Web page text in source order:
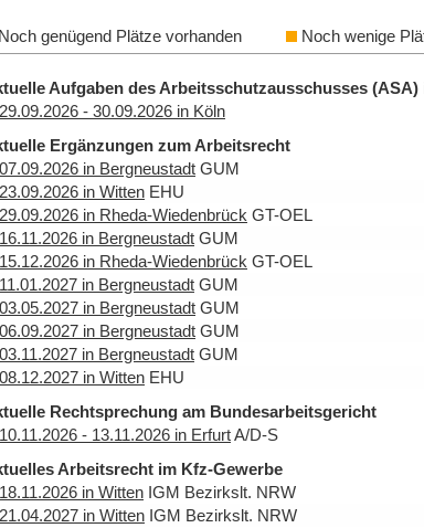
Noch genügend Plätze vorhanden Noch wenige
Aufgaben des Arbeitsschutzausschusses
29.09.2026 - 30.09.2026 in Köln
Ergänzungen zum Arbeitsrecht
07.09.2026 in Bergneustadt GUM
23.09.2026 in Witten EHU
29.09.2026 in Rheda-Wiedenbrück GT-OEL
16.11.2026 in Bergneustadt GUM
15.12.2026 in Rheda-Wiedenbrück GT-OEL
11.01.2027 in Bergneustadt GUM
03.05.2027 in Bergneustadt GUM
06.09.2027 in Bergneustadt GUM
03.11.2027 in Bergneustadt GUM
08.12.2027 in Witten EHU
Rechtsprechung am Bundesarbeitsgericht
10.11.2026 - 13.11.2026 in ErfurtA/D-S
Arbeitsrecht im Kfz-Gewerbe
18.11.2026 in Witten IGM Bezirkslt. NRW
21.04.2027 in Witten IGM Bezirkslt. NRW